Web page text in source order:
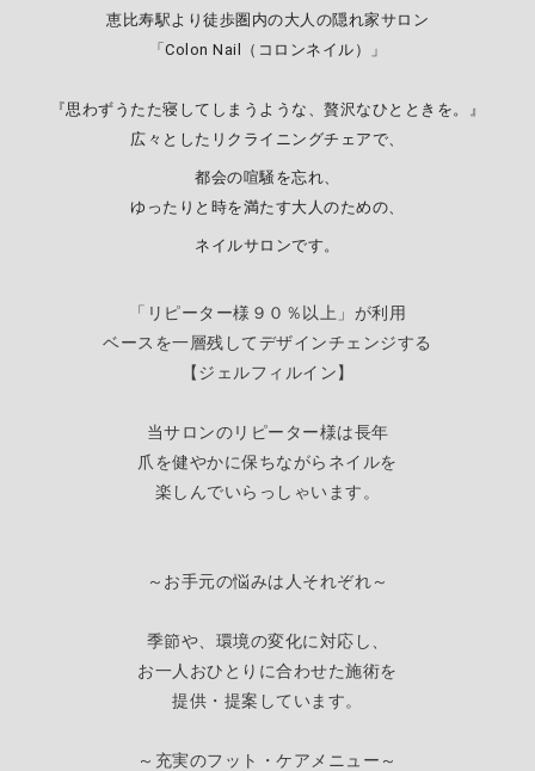
恵比寿駅より徒歩圏内の大人の隠れ家サロン
「Colon Nail（コロンネイル）」
『思わずうたた寝してしまうような、贅沢なひとときを。』
広々としたリクライニングチェアで、
都会の喧騒を忘れ、
ゆったりと時を満たす大人のための、
ネイルサロンです。
「リピーター様９０％以上」が利用
ベースを一層残してデザインチェンジする
【ジェルフィルイン】
当サロンのリピーター様は長年
爪を健やかに保ちながらネイルを
楽しんでいらっしゃいます。
～お手元の悩みは人それぞれ～
季節や、環境の変化に対応し、
お一人おひとりに合わせた施術を
提供・提案しています。
～充実のフット・ケアメニュー～